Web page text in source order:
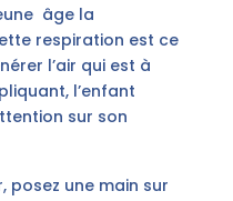
âge la
respiration est ce
l’air qui est à
l’enfant
sur son
posez une main sur